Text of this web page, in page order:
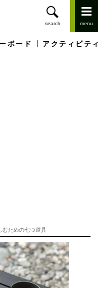
ボード アクティビテ
むための七つ道具